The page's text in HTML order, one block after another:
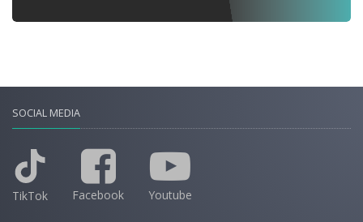
SOCIAL MEDIA
TikTok Facebook Youtube